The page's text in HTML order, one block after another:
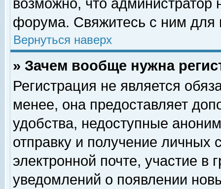
возможно, что
форума. Свяжитесь с ним для
Вернуться наверх
» Зачем вообще нужна
Регистрация не является
менее, она предоставляет
удобства, недоступные
отправку и получение личных
электронной почте, участие в
уведомлений о появлении